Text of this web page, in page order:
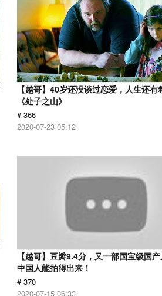
【越哥】40岁还没谈过恋爱，人生还有
《处子之山》
# 366
2020-07-23 05:12
【越哥】豆瓣9.4分，又一部国宝级国
中国人能拍得出来！
# 370
2020-07-15 06:33